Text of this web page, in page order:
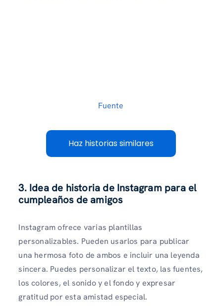
Fuente
Haz historias similares
3. Idea de historia de Instagram para el
cumpleaños de amigos
Instagram ofrece varias plantillas
personalizables. Pueden usarlos para publicar
una hermosa foto de ambos e incluir una leyenda
sincera. Puedes personalizar el texto, las fuentes,
los colores, el sonido y el fondo y expresar
gratitud por esta amistad especial.